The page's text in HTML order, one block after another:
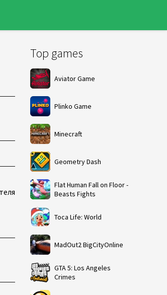
Top games
Aviator Game
Plinko Game
Minecraft
Geometry Dash
Flat Human Fall on Floor -
Beasts Fights
Toca Life: World
MadOut2 BigCityOnline
GTA 5: Los Angeles
Crimes